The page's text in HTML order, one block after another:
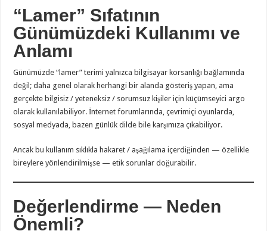
“Lamer” Sıfatının
Günümüzdeki Kullanımı ve
Anlamı
Günümüzde “lamer” terimi yalnızca bilgisayar korsanlığı bağlamında
değil; daha genel olarak herhangi bir alanda gösteriş yapan, ama
gerçekte bilgisiz / yeteneksiz / sorumsuz kişiler için küçümseyici argo
olarak kullanılabiliyor. İnternet forumlarında, çevrimiçi oyunlarda,
sosyal medyada, bazen günlük dilde bile karşımıza çıkabiliyor.
Ancak bu kullanım sıklıkla hakaret / aşağılama içerdiğinden — özellikle
bireylere yönlendirilmişse — etik sorunlar doğurabilir.
Değerlendirme — Neden
Önemli?